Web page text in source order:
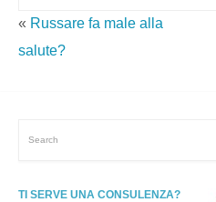
« Russare fa male alla
salute?
TI SERVE UNA CONSULENZA?